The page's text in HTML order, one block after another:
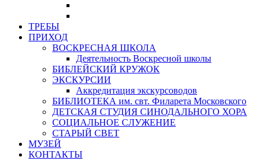
ТРЕБЫ
ПРИХОД
ВОСКРЕСНАЯ ШКОЛА
Деятельность Воскресной школы
БИБЛЕЙСКИЙ КРУЖОК
ЭКСКУРСИИ
Аккредитация экскурсоводов
БИБЛИОТЕКА им. свт. Филарета Московского
ДЕТСКАЯ СТУДИЯ СИНОДАЛЬНОГО ХОРА
СОЦИАЛЬНОЕ СЛУЖЕНИЕ
СТАРЫЙ СВЕТ
МУЗЕЙ
КОНТАКТЫ